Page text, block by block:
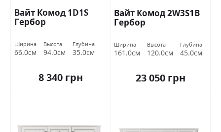
Вайт Комод 1D1S
Гербор
Ширина
66.0см
Высота
94.0см
Глубина
35.0см
8 340 грн
Вайт Комод 2W3S1B
Гербор
Ширина
161.0см
Высота
120.0см
Глубина
45.0см
23 050 грн